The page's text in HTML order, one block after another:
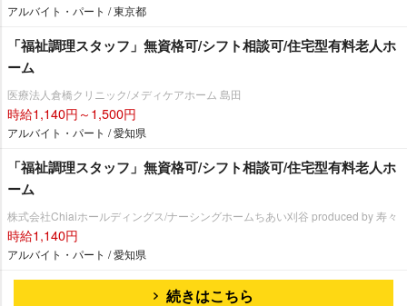
アルバイト・パート / 東京都
「福祉調理スタッフ」無資格可/シフト相談可/住宅型有料老人ホ
ーム
医療法人倉橋クリニック/メディケアホーム 島田
時給1,140円～1,500円
アルバイト・パート / 愛知県
「福祉調理スタッフ」無資格可/シフト相談可/住宅型有料老人ホ
ーム
株式会社Chiaiホールディングス/ナーシングホームちあい刈谷 produced by 寿々
時給1,140円
アルバイト・パート / 愛知県
続きはこちら